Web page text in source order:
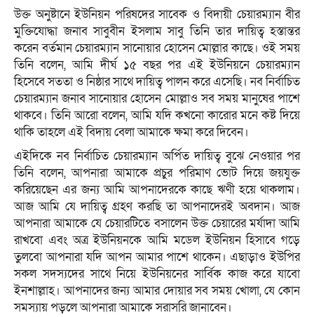
উক্ত অনুষ্টানে ইউনিয়ন পরিষদের সাবেক ও বিদায়ী চেয়ারম্যান বীর
মুক্তিযোদ্ধা জনাব সাবুবীন ইসলাম সাবু তিনি তার দায়িত্ব হস্তান্তর
করেন বর্তমান চেয়ারম্যান সানোয়ার হোসেন মোল্লার কাছে। ওই সময়
তিনি বলেন, আমি দীর্ঘ ১৫ বছর পর এই ইউনিয়নে চেয়ারম্যান
হিসেবে সততা ও নিষ্ঠার সাথে দায়িত্ব পালন করে এসেছি। নব নির্বাচিত
চেয়ারম্যান জনাব সানোয়ার হোসেন মোল্লাও সব সময় মানুষের পাশে
থাকবে। তিনি আরো বলেন, আমি যদি কখনো কারোর মনে কষ্ট দিয়ে
থাকি তাহলে এই বিদায় বেলা আমাকে ক্ষমা করে দিবেন।
এইদিকে নব নির্বাচিত চেয়ারম্যান অর্পিত দায়িত্ব বুঝে নেওয়ার পর
তিনি বলেন, আপনারা আমাকে প্রচুর পরিমাণ ভোট দিয়ে জয়যুক্ত
করিয়েছেন এর জন্য আমি আপনাদেরকে কাছে ঋণী হয়ে থাকলাম।
আজ আমি যে দায়িত্ব গ্রহণ করছি তা আপনাদেরই অবদান। আজ
আপনারা আমাকে যে চেয়ারটিতে বসালেন উক্ত চেয়ারের মর্যাদা আমি
রাখবো এবং অত্র ইউনিয়নকে আমি মডেল ইউনিয়ন হিসাবে গড়ে
তুলবো আপনারা যদি আপন আমার পাশে থাকেন। এছাড়াও ইউপির
সকল সদস্যদের সাথে নিয়ে ইউনিয়নের সার্বিক কাজ করে যাবো
ইনশাল্লাহ। আপনাদের জন্য আমার দোয়ার সব সময় খোলা, যে কোন
সমস্যায় পড়লে আপনারা আমাকে সরাসরি জানাবেন।